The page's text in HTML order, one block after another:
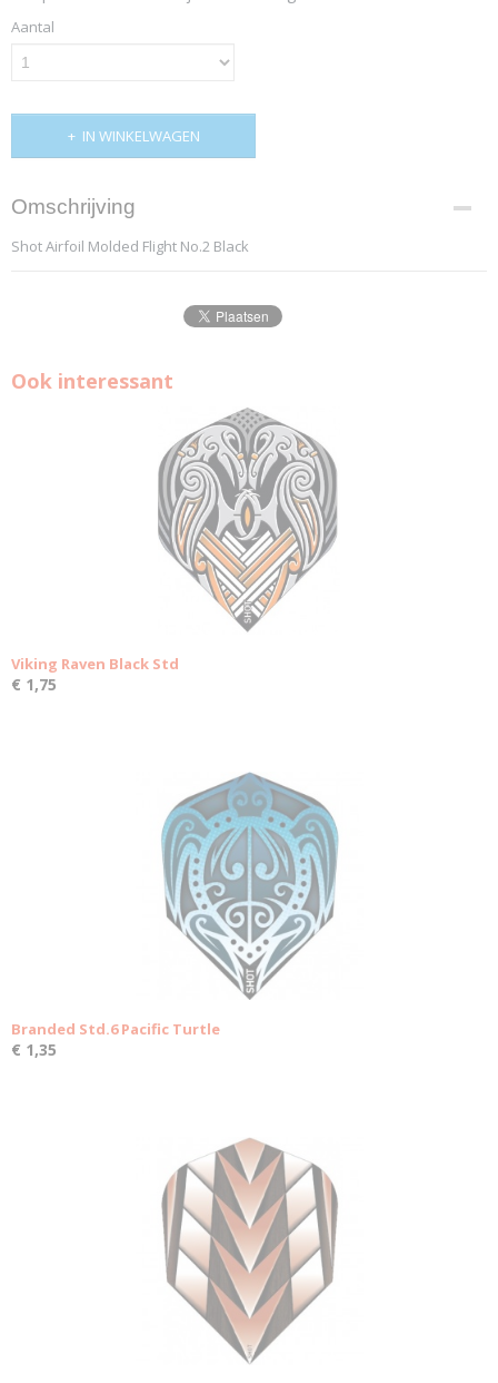
Aantal
IN WINKELWAGEN
Omschrijving
Shot Airfoil Molded Flight No.2 Black
Ook interessant
Viking Raven Black Std
€ 1,75
Branded Std.6 Pacific Turtle
€ 1,35